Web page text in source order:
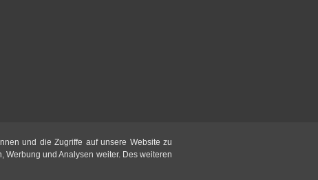
und die Zugriffe auf unsere Website zu
und Analysen weiter. Des weiteren